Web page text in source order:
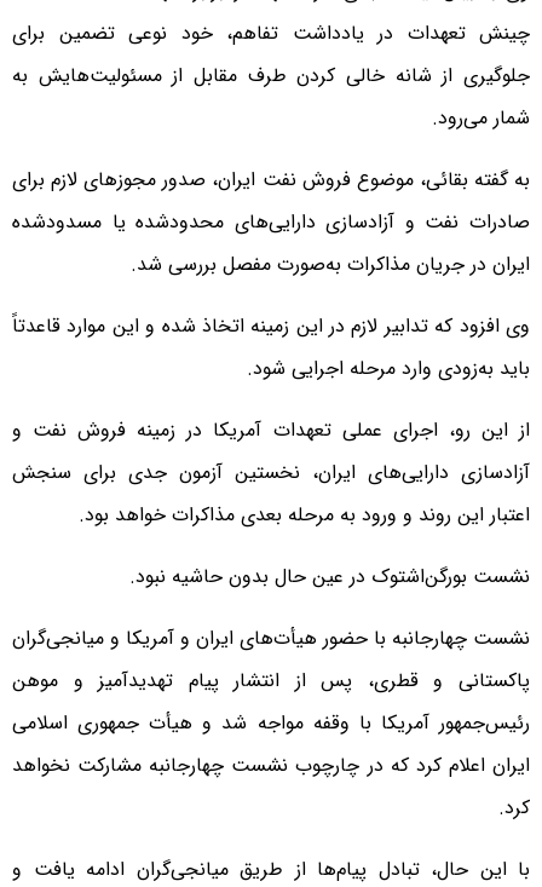
چینش تعهدات در یادداشت تفاهم، خود نوعی تضمین برای
جلوگیری از شانه خالی کردن طرف مقابل از مسئولیت‌هایش به
شمار می‌رود.
به گفته بقائی، موضوع فروش نفت ایران، صدور مجوزهای لازم برای
صادرات نفت و آزادسازی دارایی‌های محدودشده یا مسدودشده
ایران در جریان مذاکرات به‌صورت مفصل بررسی شد.
وی افزود که تدابیر لازم در این زمینه اتخاذ شده و این موارد قاعدتاً
باید به‌زودی وارد مرحله اجرایی شود.
از این رو، اجرای عملی تعهدات آمریکا در زمینه فروش نفت و
آزادسازی دارایی‌های ایران، نخستین آزمون جدی برای سنجش
اعتبار این روند و ورود به مرحله بعدی مذاکرات خواهد بود.
نشست بورگن‌اشتوک در عین حال بدون حاشیه نبود.
نشست چهارجانبه با حضور هیأت‌های ایران و آمریکا و میانجی‌گران
پاکستانی و قطری، پس از انتشار پیام تهدیدآمیز و موهن
رئیس‌جمهور آمریکا با وقفه مواجه شد و هیأت جمهوری اسلامی
ایران اعلام کرد که در چارچوب نشست چهارجانبه مشارکت نخواهد
کرد.
با این حال، تبادل پیام‌ها از طریق میانجی‌گران ادامه یافت و